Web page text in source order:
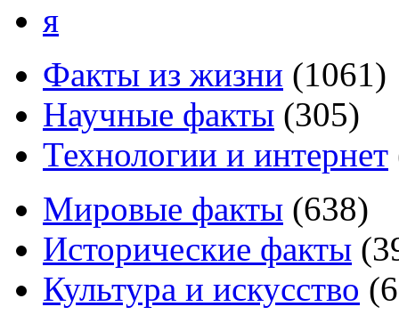
я
Факты из жизни (1061)
Научные факты (305)
Технологии и интернет
Мировые факты (638)
Исторические факты (
Культура и искусство (